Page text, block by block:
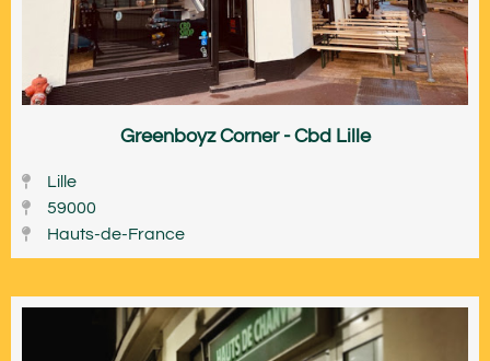
Greenboyz Corner - Cbd Lille
Lille
59000
Hauts-de-France